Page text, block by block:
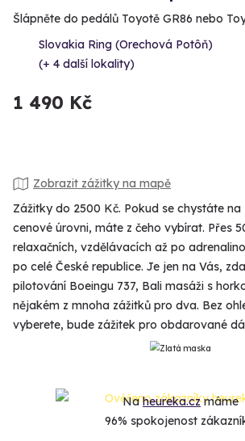
Šlápněte do pedálů Toyotě GR86 nebo
Slovakia Ring (Orechová Potôň)
(+ 4 další lokality)
1 490 Kč
Zobrazit zážitky na mapě
Zážitky do 2500 Kč. Pokud se chystáte
cenové úrovni, máte z čeho vybírat. Přes
relaxačních, vzdělávacích až po
po celé České republice. Je jen na Vás,
pilotování Boeingu 737, Bali masáži s
nějakém z mnoha zážitků pro dva. Bez
vyberete, bude zážitek pro obdarované
Naheureka.czmáme
96% spokojenost